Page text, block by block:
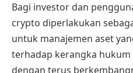
Bagi investor dan
crypto diperlakukan
untuk manajemen aset
terhadap kerangka hukum
dengan terus